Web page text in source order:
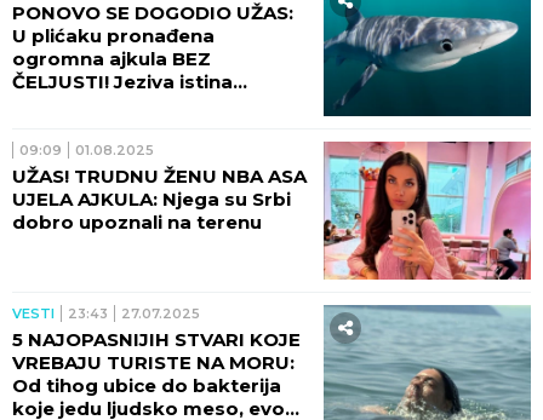
PONOVO SE DOGODIO UŽAS:
U plićaku pronađena
ogromna ajkula BEZ
ČELJUSTI! Jeziva istina
09:09 01.08.2025
UŽAS! TRUDNU ŽENU NBA ASA
UJELA AJKULA: Njega su Srbi
dobro upoznali na terenu
VESTI 23:43 27.07.2025
5 NAJOPASNIJIH STVARI KOJE
VREBAJU TURISTE NA MORU:
Od tihog ubice do bakterija
koje jedu ljudsko meso, evo